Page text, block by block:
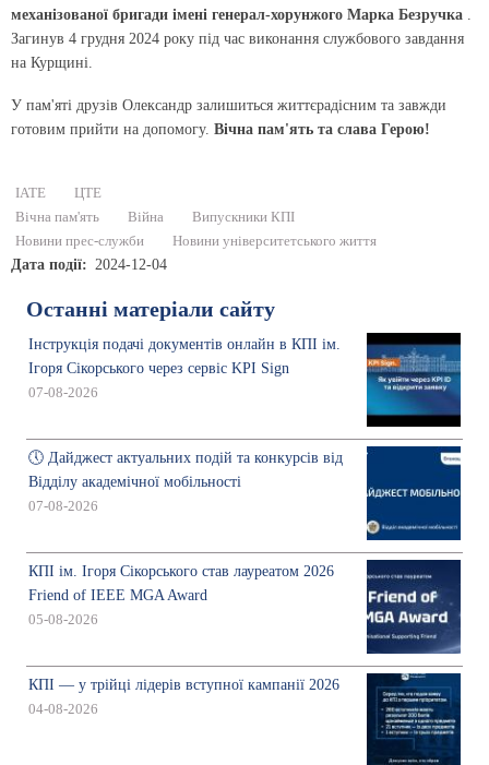
механізованої бригади імені генерал-хорунжого Марка Безручка
Загинув 4 грудня 2024 року під час виконання службового завдання
на Курщині.
У пам'яті друзів Олександр залишиться життєрадісним та завжди
готовим прийти на допомогу. Вічна пам'ять та слава Герою!
ІАТЕ
ЦТЕ
Вічна пам'ять
Війна
Випускники КПІ
Новини прес-служби
Новини університетського життя
Дата події 2024-12-04
Останні матеріали сайту
Інструкція подачі документів онлайн в КПІ ім.
Ігоря Сікорського через сервіс KPI Sign
07-08-2026
🕔 Дайджест актуальних подій та конкурсів від
Відділу академічної мобільності
07-08-2026
КПІ ім. Ігоря Сікорського став лауреатом 2026
Friend of IEEE MGA Award
05-08-2026
КПІ — у трійці лідерів вступної кампанії 2026
04-08-2026